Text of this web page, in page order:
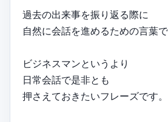
過去の出来事を振り返る際に
自然に会話を進めるための言葉で
ビジネスマンというより
日常会話で是非とも
押さえておきたいフレーズです。